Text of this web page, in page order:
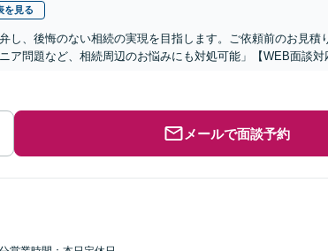
を見る
し、後悔のない相続の実現を目指します。ご依頼前のお見積
ア問題など、相続周辺のお悩みにも対処可能」【WEB面談対
メールで面談予約